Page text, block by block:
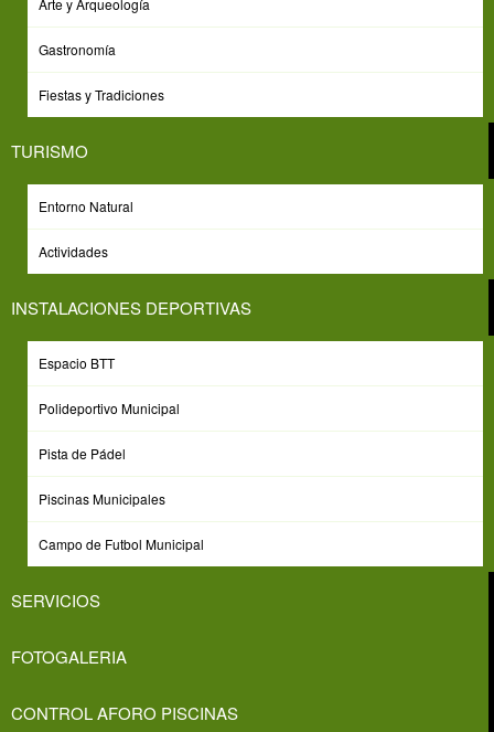
Arte y Arqueología
Gastronomía
Fiestas y Tradiciones
TURISMO
Entorno Natural
Actividades
INSTALACIONES DEPORTIVAS
Espacio BTT
Polideportivo Municipal
Pista de Pádel
Piscinas Municipales
Campo de Futbol Municipal
SERVICIOS
FOTOGALERIA
CONTROL AFORO PISCINAS